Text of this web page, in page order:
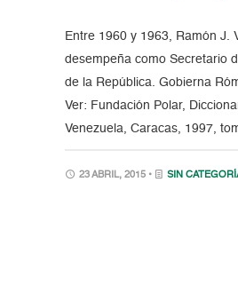
Entre 1960 y 1963, Ramón J.
desempeña como Secretario
de la República. Gobierna
Ver: Fundación Polar,
Venezuela, Caracas, 1997,
23 ABRIL, 2015 • SIN